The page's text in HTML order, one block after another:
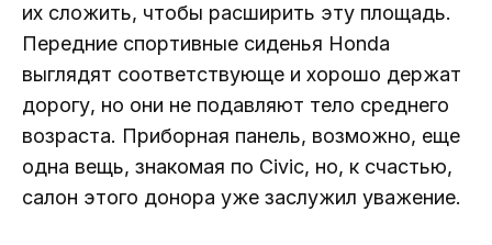
их сложить, чтобы расширить эту площадь.
Передние спортивные сиденья Honda
выглядят соответствующе и хорошо держат
дорогу, но они не подавляют тело среднего
возраста. Приборная панель, возможно, еще
одна вещь, знакомая по Civic, но, к счастью,
салон этого донора уже заслужил уважение.